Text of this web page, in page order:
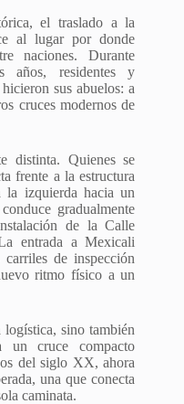
el traslado a la
al lugar por donde
naciones. Durante
años, residentes y
sus abuelos: a
cruces modernos de
distinta. Quienes se
frente a la estructura
la izquierda hacia un
gradualmente
de la Calle
entrada a Mexicali
de inspección
ritmo físico a un
sino también
un cruce compacto
del siglo XX, ahora
una que conecta
caminata.